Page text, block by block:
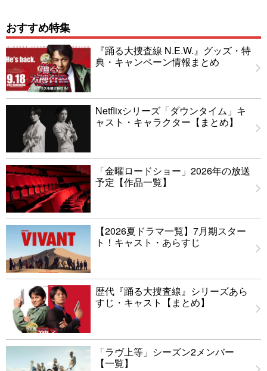
おすすめ特集
『踊る大捜査線 N.E.W.』グッズ・特
典・キャンペーン情報まとめ
Netflixシリーズ「ダウンタイム」キ
ャスト・キャラクター【まとめ】
「金曜ロードショー」2026年の放送
予定【作品一覧】
【2026夏ドラマ一覧】7月期スター
ト！キャスト・あらすじ
歴代『踊る大捜査線』シリーズあら
すじ・キャスト【まとめ】
「ラヴ上等」シーズン2メンバー
【一覧】